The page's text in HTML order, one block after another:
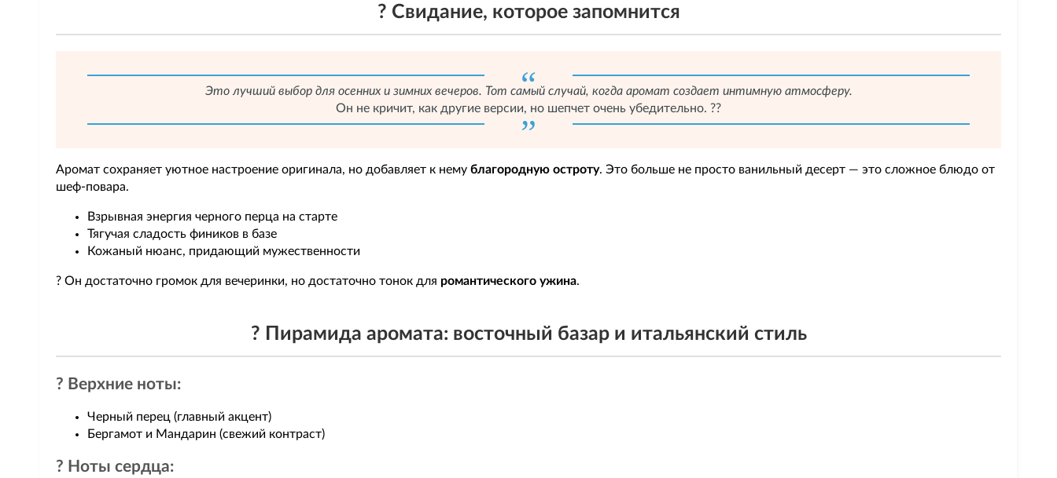
? Свидание, которое запомнится
Это лучший выбор для осенних и зимних вечеров. Тот самый случай, когда аромат создает интимную атмосферу.
Он не кричит, как другие версии, но шепчет очень убедительно. ?️?
Аромат сохраняет уютное настроение оригинала, но добавляет к нему благородную остроту. Это больше не просто ванильный десерт — это сложное блюдо от
шеф-повара.
Взрывная энергия черного перца на старте
Тягучая сладость фиников в базе
Кожаный нюанс, придающий мужественности
? Он достаточно громок для вечеринки, но достаточно тонок для романтического ужина.
? Пирамида аромата: восточный базар и итальянский стиль
? Верхние ноты:
Черный перец (главный акцент)
Бергамот и Мандарин (свежий контраст)
? Ноты сердца: